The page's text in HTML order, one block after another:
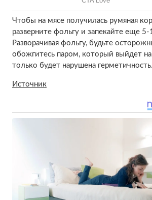
Чтобы на мясе получилась румяная
разверните фольгу и запекайте еще
Разворачивая фольгу, будьте
обожгитесь паром, который выйдет
только будет нарушена герметичность.
Источник